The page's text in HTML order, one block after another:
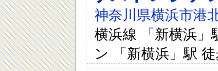
神奈川県横浜市港
横浜線 「新横浜」
ン 「新横浜」駅